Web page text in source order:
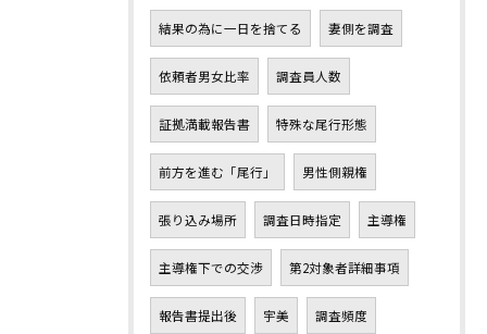
結果の為に一日を捨てる 妻側を調査
依頼者男女比率 調査員人数
証拠満載報告書 特殊な尾行形態
前方を進む「尾行」 男性側親権
張り込み場所 調査日時指定 主導権
主導権下での交渉 第2対象者詳細事項
報告書提出後 宇美 調査頻度